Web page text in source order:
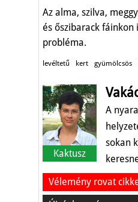
Az alma, szilva,
és őszibarack fáinkon
probléma.
levéltetű kert gyümölcsös
Kaktusz
A
sokan
Vélemény rovat